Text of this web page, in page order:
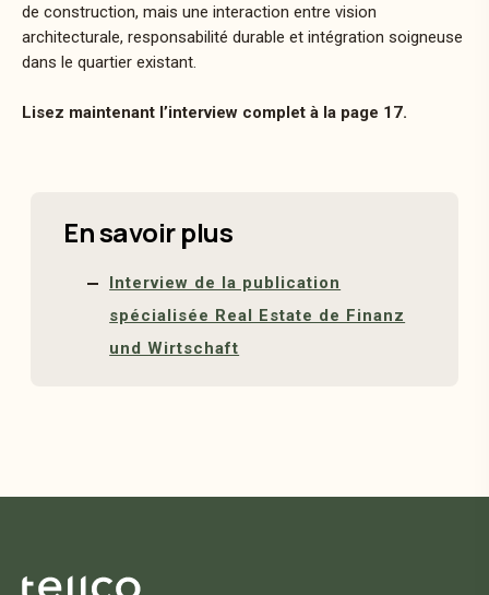
de construction, mais une interaction entre vision
architecturale, responsabilité durable et intégration soigneuse
dans le quartier existant.
Lisez maintenant l’interview complet à la page 17.
En savoir plus
Interview de la publication
spécialisée Real Estate de Finanz
und Wirtschaft